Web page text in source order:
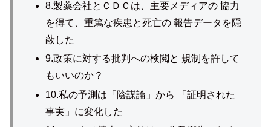
8.製薬会社とＣＤＣは、主要メディアの 協力
を得て、重篤な疾患と死亡の 報告データを隠
蔽した
9.政策に対する批判への検閲と 規制を許して
もいいのか？
10.私の予測は「陰謀論」から 「証明された
事実」に変化した